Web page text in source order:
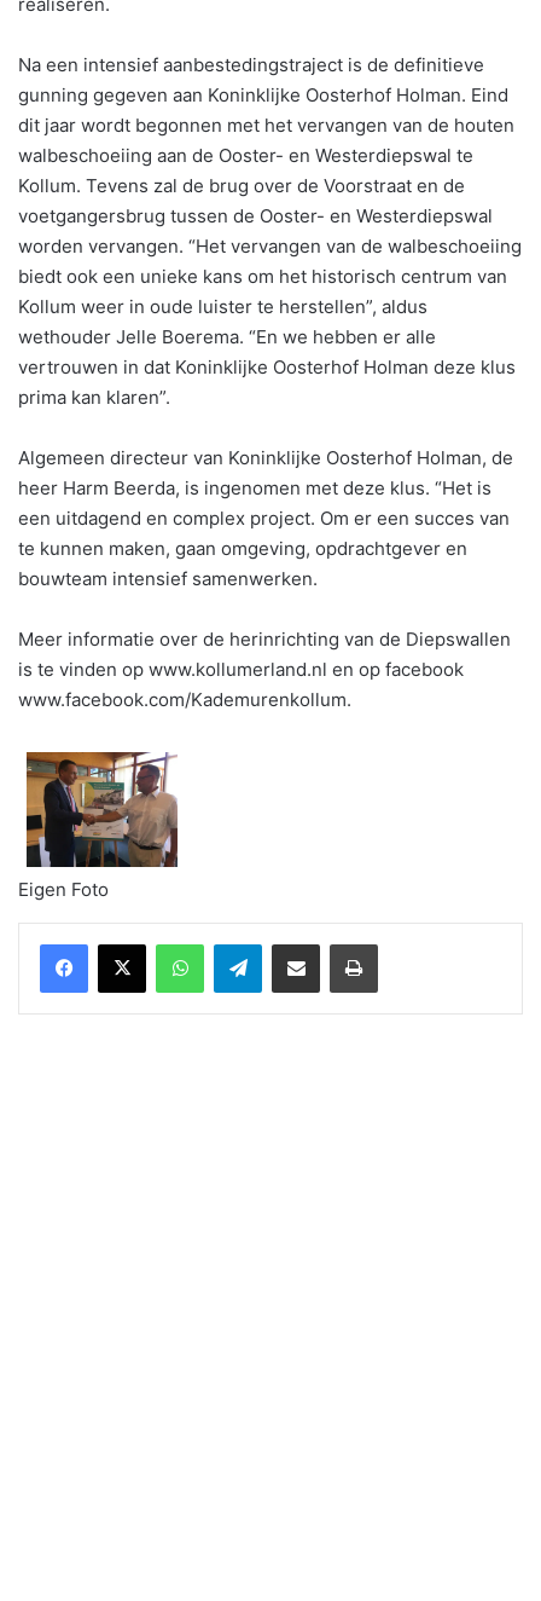
Na een intensief aanbestedingstraject is de definitieve
gunning gegeven aan Koninklijke Oosterhof Holman. Eind
dit jaar wordt begonnen met het vervangen van de houten
walbeschoeiing aan de Ooster- en Westerdiepswal te
Kollum. Tevens zal de brug over de Voorstraat en de
voetgangersbrug tussen de Ooster- en Westerdiepswal
worden vervangen. “Het vervangen van de walbeschoeiing
biedt ook een unieke kans om het historisch centrum van
Kollum weer in oude luister te herstellen”, aldus
wethouder Jelle Boerema. “En we hebben er alle
vertrouwen in dat Koninklijke Oosterhof Holman deze klus
prima kan klaren”.
Algemeen directeur van Koninklijke Oosterhof Holman, de
heer Harm Beerda, is ingenomen met deze klus. “Het is
een uitdagend en complex project. Om er een succes van
te kunnen maken, gaan omgeving, opdrachtgever en
bouwteam intensief samenwerken.
Meer informatie over de herinrichting van de Diepswallen
is te vinden op www.kollumerland.nl en op facebook
www.facebook.com/Kademurenkollum.
Eigen Foto
WhatsAppTelegramDelen via Email Print